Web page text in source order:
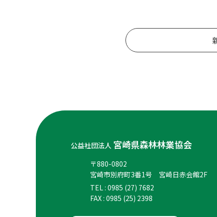
公益社団法人 宮崎県森林林業協会
〒880-0802
宮崎市別府町3番1号 宮崎日赤会館2F
TEL : 0985 (27) 7682
FAX : 0985 (25) 2398